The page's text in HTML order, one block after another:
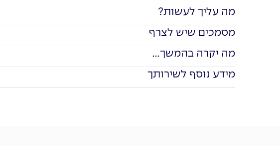
מה עליך לעשות?
מסמכים שיש לצרף
מה יקרה בהמשך...
מידע נוסף לשירותך